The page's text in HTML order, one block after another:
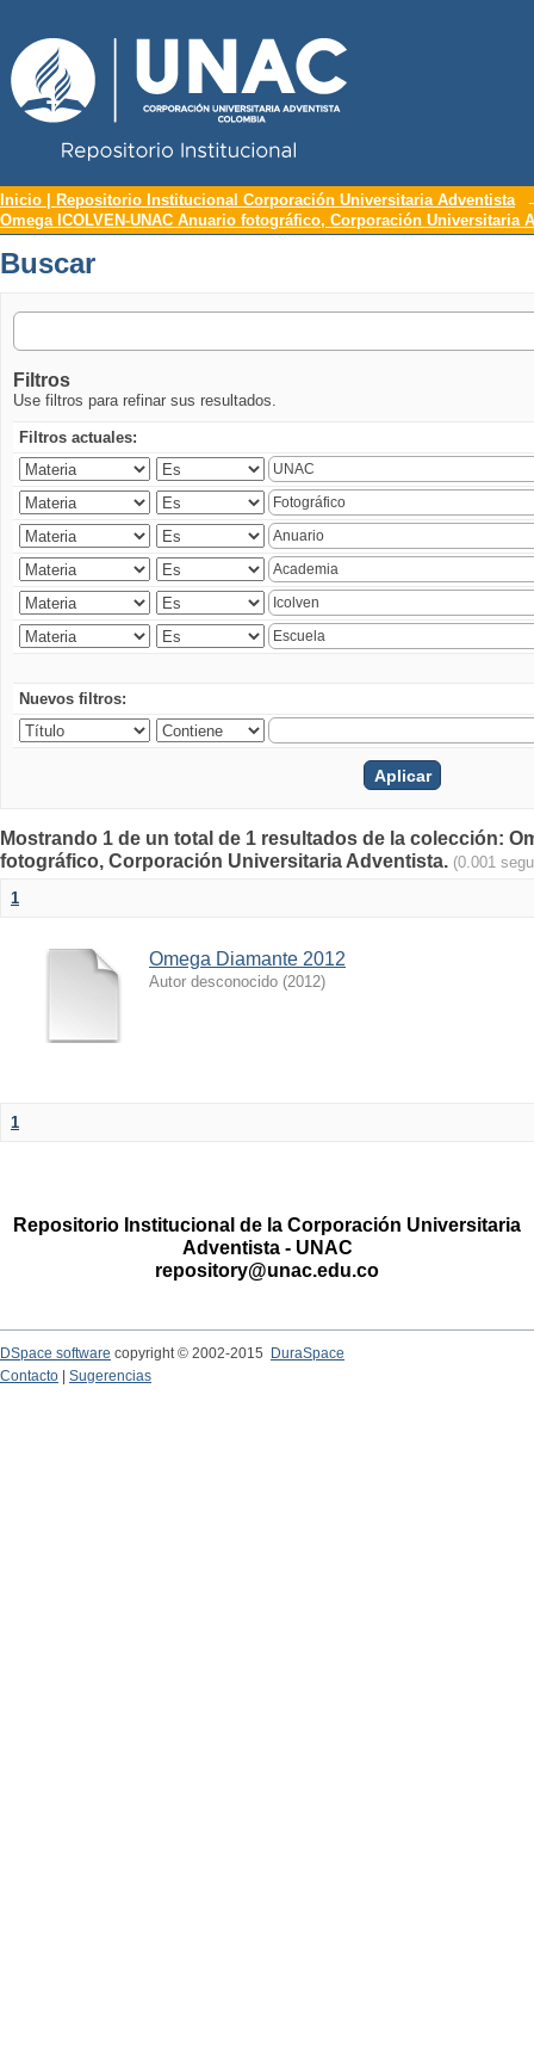
Buscar
Inicio | Repositorio Institucional Corporación Universitaria Adventista
Omega ICOLVEN-UNAC Anuario fotográfico, Corporación Universitaria
Buscar
Filtros
Use filtros para refinar sus resultados.
Filtros actuales:
Nuevos filtros:
Mostrando 1 de un total de 1 resultados de la colección:
fotográfico, Corporación Universitaria Adventista. (0.001
1
Omega Diamante 2012
Autor desconocido (2012)
1
Repositorio Institucional de la Corporación Universitaria
Adventista - UNAC
repository@unac.edu.co
DSpace software copyright © 2002-2015
DuraSpace
Contacto
Sugerencias